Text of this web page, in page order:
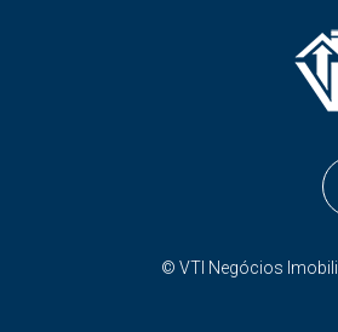
© VTI Negócios